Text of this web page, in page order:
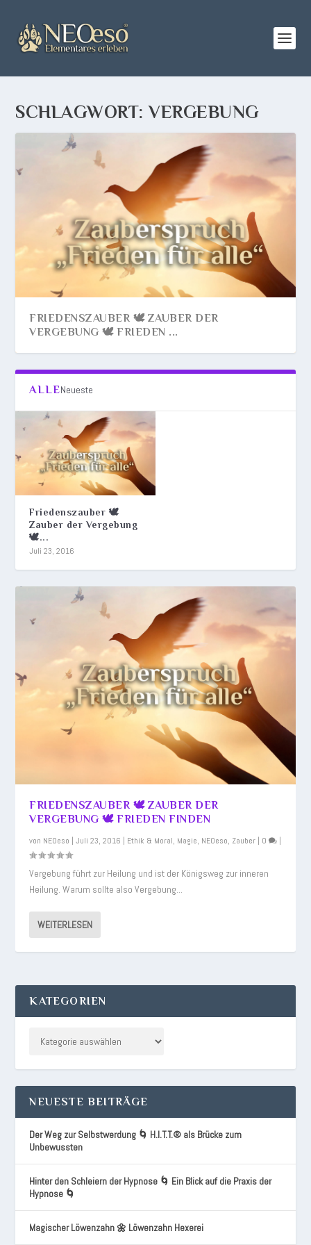
SCHLAGWORT:VERGEBUNG
FRIEDENSZAUBER 🕊️ ZAUBER DER
VERGEBUNG 🕊️ FRIEDEN ...
ALLENeueste
Friedenszauber 🕊️
Zauber der Vergebung
🕊...
Juli 23, 2016
FRIEDENSZAUBER 🕊️ ZAUBER DER
VERGEBUNG 🕊️ FRIEDEN FINDEN
von NEOeso |Juli 23, 2016 | Ethik & Moral, Magie, NEOeso, Zauber | 0 |
Vergebung führt zur Heilung und ist der Königsweg zur inneren
Heilung. Warum sollte also Vergebung...
WEITERLESEN
KATEGORIEN
NEUESTE BEITRÄGE
Der Weg zur Selbstwerdung 🌀 H.I.T.T.® als Brücke zum
Unbewussten
Hinter den Schleiern der Hypnose 🌀 Ein Blick auf die Praxis der
Hypnose 🌀
Magischer Löwenzahn 🌼 Löwenzahn Hexerei